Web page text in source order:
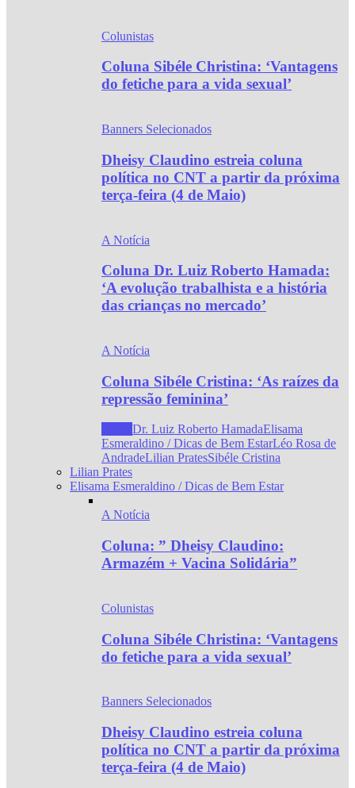
Colunistas
Coluna Sibéle Christina: ‘Vantagens
do fetiche para a vida sexual’
Banners Selecionados
Dheisy Claudino estreia coluna
política no CNT a partir da próxima
terça-feira (4 de Maio)
A Notícia
Coluna Dr. Luiz Roberto Hamada:
‘A evolução trabalhista e a história
das crianças no mercado’
A Notícia
Coluna Sibéle Cristina: ‘As raízes da
repressão feminina’
Dr. Luiz Roberto HamadaElisama
Esmeraldino / Dicas de Bem EstarLéo Rosa de
AndradeLilian PratesSibéle Cristina
Lilian Prates
Elisama Esmeraldino / Dicas de Bem Estar
A Notícia
Coluna: ” Dheisy Claudino:
Armazém + Vacina Solidária”
Colunistas
Coluna Sibéle Christina: ‘Vantagens
do fetiche para a vida sexual’
Banners Selecionados
Dheisy Claudino estreia coluna
política no CNT a partir da próxima
terça-feira (4 de Maio)